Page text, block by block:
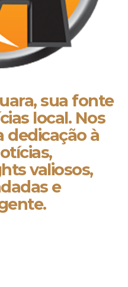
sua fonte
local. Nos
dedicação à
valiosos,
e